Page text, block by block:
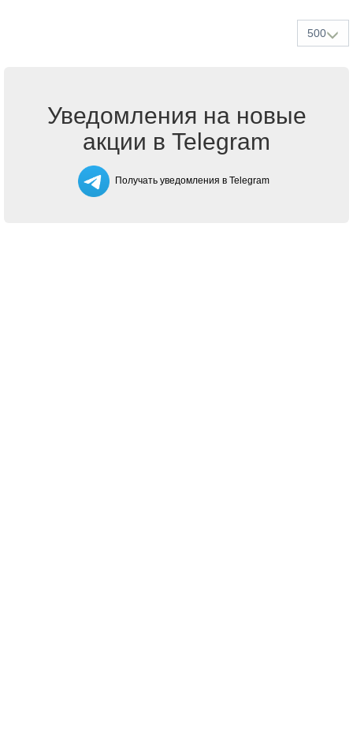
500
Уведомления на новые
акции в Telegram
Получать уведомления в Telegram